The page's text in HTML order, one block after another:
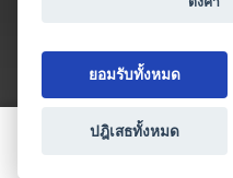
ยอมรับทั้งหมด
ปฎิเสธทั้งหมด